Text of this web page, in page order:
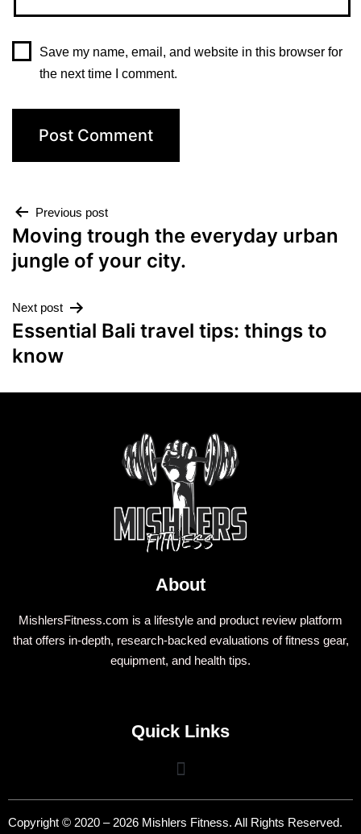
Save my name, email, and website in this browser for
the next time I comment.
Previous post
Moving trough the everyday urban
jungle of your city.
Next post
Essential Bali travel tips: things to
know
About
MishlersFitness.com is a lifestyle and product review platform
that offers in-depth, research-backed evaluations of fitness gear,
equipment, and health tips.
Quick Links
Copyright © 2020 – 2026 Mishlers Fitness. All Rights Reserved.